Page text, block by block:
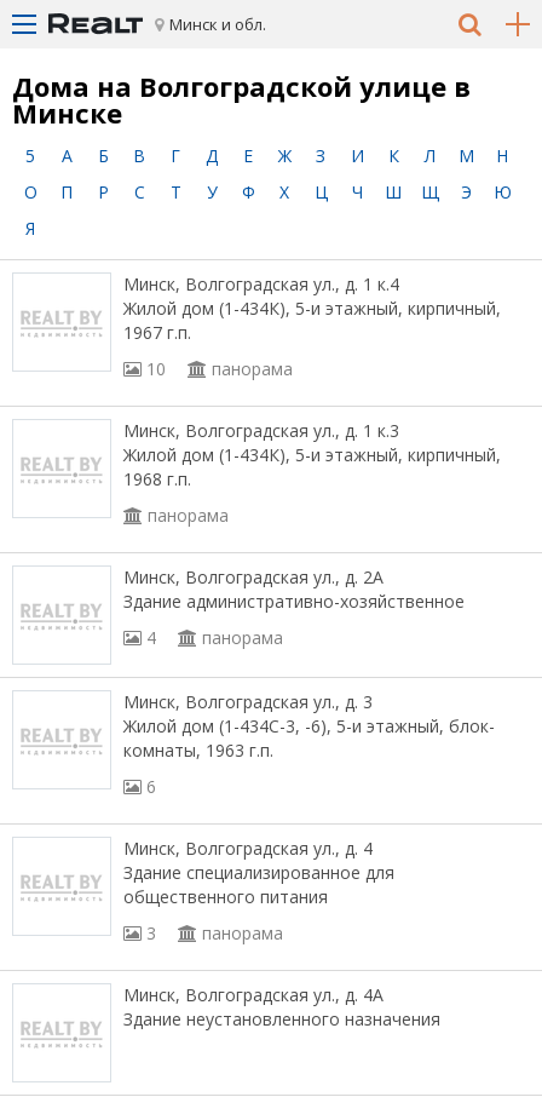
Минск и обл.
Дома на Волгоградской улице в
Минске
5 А Б В Г Д Е Ж З И К Л М
Н
О
П Р С Т У Ф Х Ц Ч Ш Щ Э
Ю
Я
Минск, Волгоградская ул., д. 1 к.4
Жилой дом (1-434К), 5-и этажный, кирпичный,
1967 г.п.
10
панорама
Минск, Волгоградская ул., д. 1 к.3
Жилой дом (1-434К), 5-и этажный, кирпичный,
1968 г.п.
панорама
Минск, Волгоградская ул., д. 2А
Здание административно-хозяйственное
4
панорама
Минск, Волгоградская ул., д. 3
Жилой дом (1-434С-3, -6), 5-и этажный, блок-
комнаты, 1963 г.п.
6
Минск, Волгоградская ул., д. 4
Здание специализированное для
общественного питания
3
панорама
Минск, Волгоградская ул., д. 4А
Здание неустановленного назначения